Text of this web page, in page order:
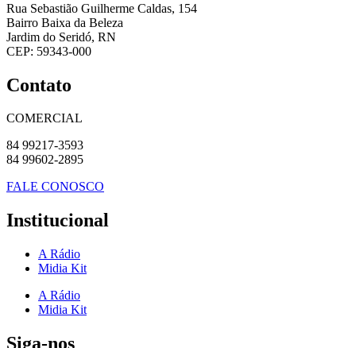
Rua Sebastião Guilherme Caldas, 154
Bairro Baixa da Beleza
Jardim do Seridó, RN
CEP: 59343-000
Contato
COMERCIAL
84 99217-3593
84 99602-2895
FALE CONOSCO
Institucional
A Rádio
Midia Kit
A Rádio
Midia Kit
Siga-nos